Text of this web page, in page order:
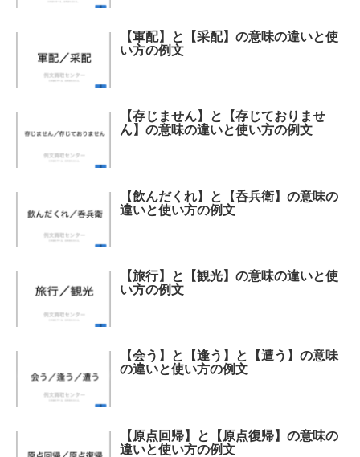
【軍配】と【采配】の意味の違いと使
い方の例文
【存じません】と【存じておりませ
ん】の意味の違いと使い方の例文
【飲んだくれ】と【呑兵衛】の意味の
違いと使い方の例文
【旅行】と【観光】の意味の違いと使
い方の例文
【会う】と【逢う】と【遭う】の意味
の違いと使い方の例文
【原点回帰】と【原点復帰】の意味の
違いと使い方の例文